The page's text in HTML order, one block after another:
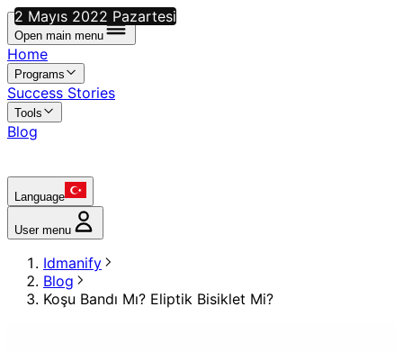
Open main menu
Home
Programs
Success Stories
Tools
Blog
Language
User menu
Idmanify
Blog
Koşu Bandı Mı? Eliptik Bisiklet Mi?
2 Mayıs 2022 Pazartesi